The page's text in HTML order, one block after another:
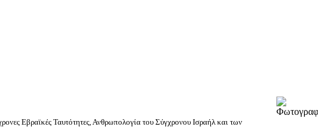
Εβραϊκές Ταυτότητες, Ανθρωπολογία του Σύγχρονου Ισραήλ και των